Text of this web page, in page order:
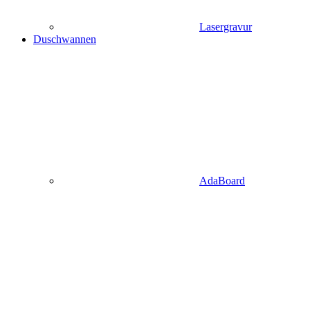
Lasergravur
Duschwannen
AdaBoard